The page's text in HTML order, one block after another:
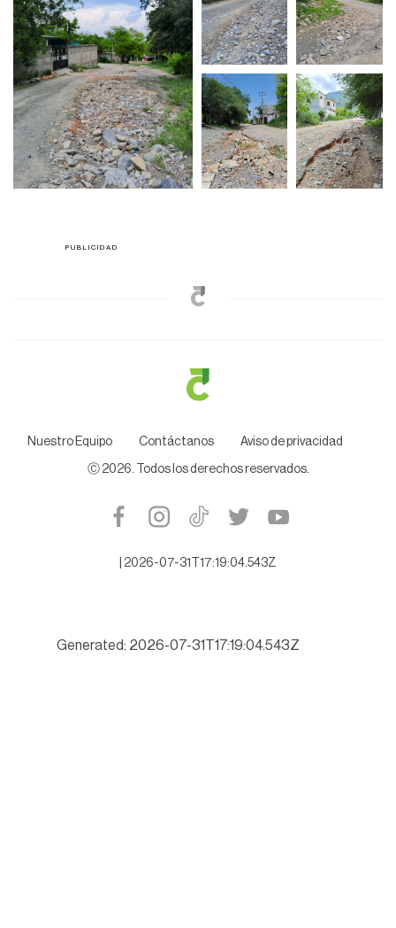
Nuestro Equipo Contáctanos Aviso de privacidad
Ⓒ 2026. Todos los derechos reservados.
2026-07-31T17:19:04.543Z
Generated: 2026-07-31T17:19:04.543Z